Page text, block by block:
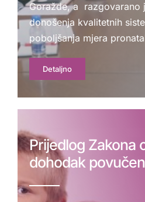
Goražde, a razgovarano
donošenja kvalitetnih
poboljšanja mjera
Detaljno
Prijedlog Zakona
dohodak